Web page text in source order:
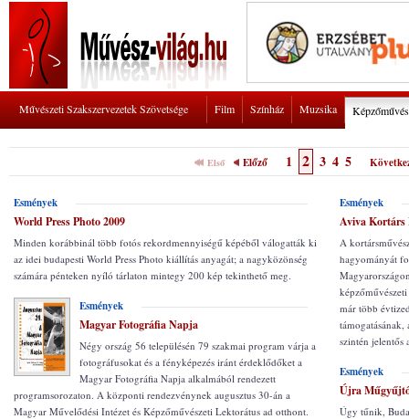
Művészeti Szakszervezetek Szövetsége Film Színház Muzsika
Első Előző 1 2 3 4 5
Esmények
World Press Photo 2009
Minden korábbinál több fotós rekordmennyiségű képéből válogatták ki
az idei budapesti World Press Photo kiállítás anyagát; a nagyközönség
számára pénteken nyíló tárlaton mintegy 200 kép tekinthető meg.
Esmények
Magyar Fotográfia Napja
Négy ország 56 településén 79 szakmai program várja a
fotográfusokat és a fényképezés iránt érdeklődőket a
Magyar Fotográfia Napja alkalmából rendezett
programsorozaton. A központi rendezvénynek augusztus 30-án a
Magyar Művelődési Intézet és Képzőművészeti Lektorátus ad otthont.
Esmények
Aviva Kortárs
A
hagyományát
már több
szintén jelentős
Esmények
Újra
Úgy tűnik,